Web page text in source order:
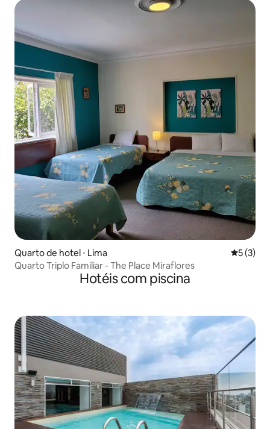
Quarto de hotel ⋅ Lima 5 de
5 (3)
Quarto Triplo Familiar - The Place Miraflores
Hotéis com piscina